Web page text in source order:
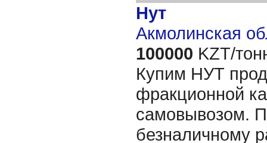
Нут
Акмолинская
100000 KZT/
Купим НУТ
фракционной
самовывозом.
безналичному